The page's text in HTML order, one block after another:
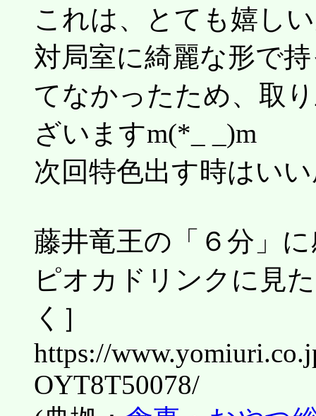
これは、とても嬉し
対局室に綺麗な形で
てなかったため、取
ざいますm(*_ _)m
次回特色出す時はい
藤井竜王の「６分」
ピオカドリンクに見
く］
https://
OYT8T50078/